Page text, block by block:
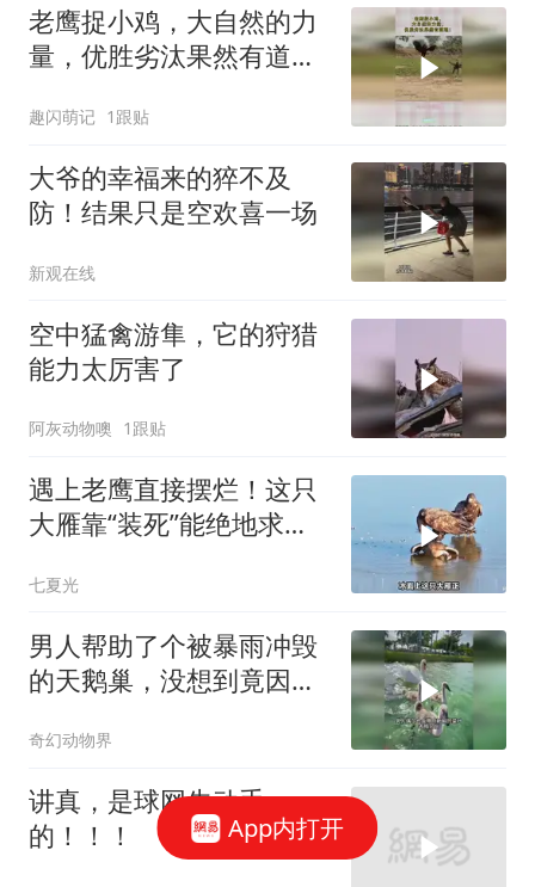
老鹰捉小鸡，大自然的力
量，优胜劣汰果然有道
趣闪萌记 1跟贴
大爷的幸福来的猝不及
防！结果只是空欢喜一场
新观在线
空中猛禽游隼，它的狩猎
能力太厉害了
阿灰动物噢 1跟贴
遇上老鹰直接摆烂！这只
大雁靠“装死”能绝地求生
七夏光
男人帮助了个被暴雨冲毁
的天鹅巢，没想到竟因此
奇幻动物界
讲真，是球网先动手
的！！！
App内打开